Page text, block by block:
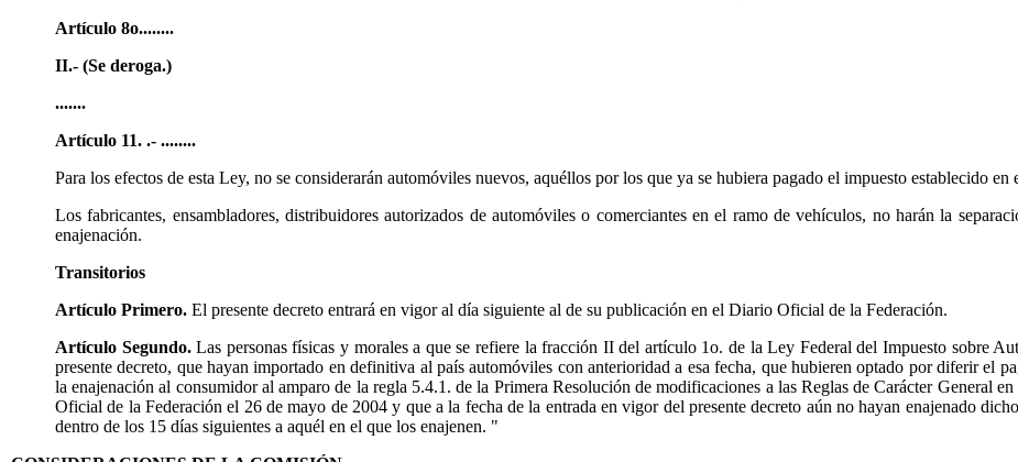
Artículo 8o........
II.- (Se deroga.)
.......
Artículo 11. .- ........
Para los efectos de esta Ley, no se considerarán automóviles nuevos, aquéllos por los que ya se hubiera pagado el impuesto establecido
Los fabricantes, ensambladores, distribuidores autorizados de automóviles o comerciantes en el ramo de vehículos, no harán la
enajenación.
Transitorios
Artículo Primero. El presente decreto entrará en vigor al día siguiente al de su publicación en el Diario Oficial de la Federación.
Artículo Segundo.Las personas físicas y morales a que se refiere la fracción II del artículo 1o. de la Ley Federal del Impuesto sobre
presente decreto, que hayan importado en definitiva al país automóviles con anterioridad a esa fecha, que hubieren optado por diferir el
la enajenación al consumidor al amparo de la regla 5.4.1. de la Primera Resolución de modificaciones a las Reglas de Carácter General
Oficial de la Federación el 26 de mayo de 2004 y que a la fecha de la entrada en vigor del presente decreto aún no hayan enajenado
dentro de los 15 días siguientes a aquél en el que los enajenen. "